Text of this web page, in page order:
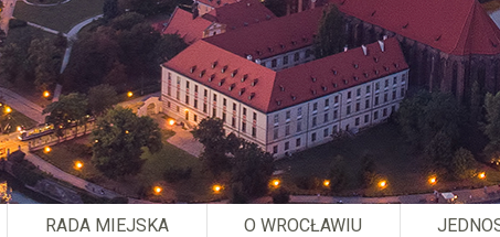
RADA MIEJSKA O WROCŁAWIU